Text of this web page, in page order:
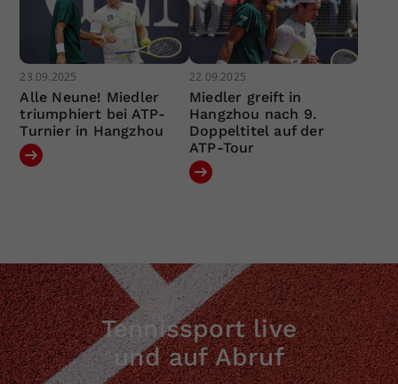
23.09.2025
Alle Neune! Miedler
triumphiert bei ATP-
Turnier in Hangzhou
22.09.2025
Miedler greift in
Hangzhou nach 9.
Doppeltitel auf der
ATP-Tour
Tennissport live
und auf Abruf